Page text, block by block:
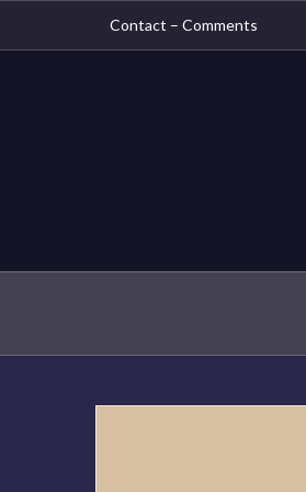
Contact – Comments